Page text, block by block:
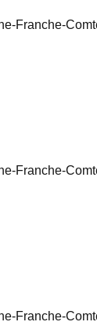
Franche-
Franche-
Franche-